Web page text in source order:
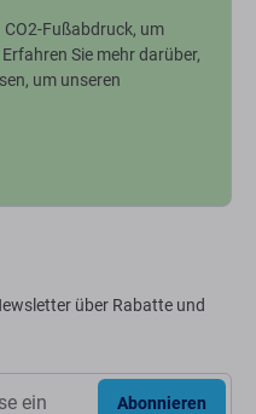
Fußabdruck, um
Sie mehr darüber,
um unseren
über Rabatte und
Abonnieren